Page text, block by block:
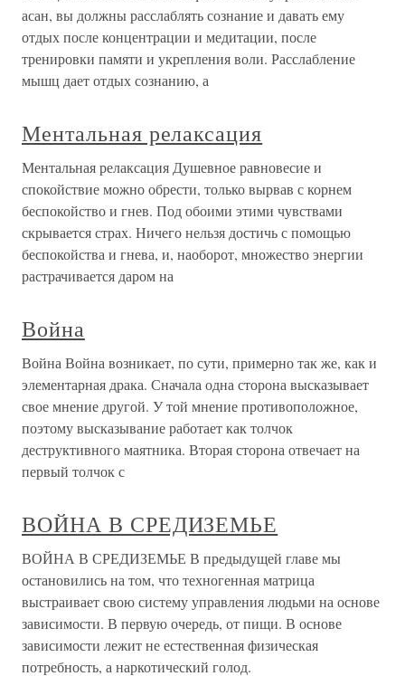
асан, вы должны расслаблять сознание и давать ему
отдых после концентрации и медитации, после
тренировки памяти и укрепления воли. Расслабление
мышц дает отдых сознанию, а
Ментальная релаксация
Ментальная релаксация Душевное равновесие и
спокойствие можно обрести, только вырвав с корнем
беспокойство и гнев. Под обоими этими чувствами
скрывается страх. Ничего нельзя достичь с помощью
беспокойства и гнева, и, наоборот, множество энергии
растрачивается даром на
Война
Война Война возникает, по сути, примерно так же, как и
элементарная драка. Сначала одна сторона высказывает
свое мнение другой. У той мнение противоположное,
поэтому высказывание работает как толчок
деструктивного маятника. Вторая сторона отвечает на
первый толчок с
ВОЙНА В СРЕДИЗЕМЬЕ
ВОЙНА В СРЕДИЗЕМЬЕ В предыдущей главе мы
остановились на том, что техногенная матрица
выстраивает свою систему управления людьми на основе
зависимости. В первую очередь, от пищи. В основе
зависимости лежит не естественная физическая
потребность, а наркотический голод.